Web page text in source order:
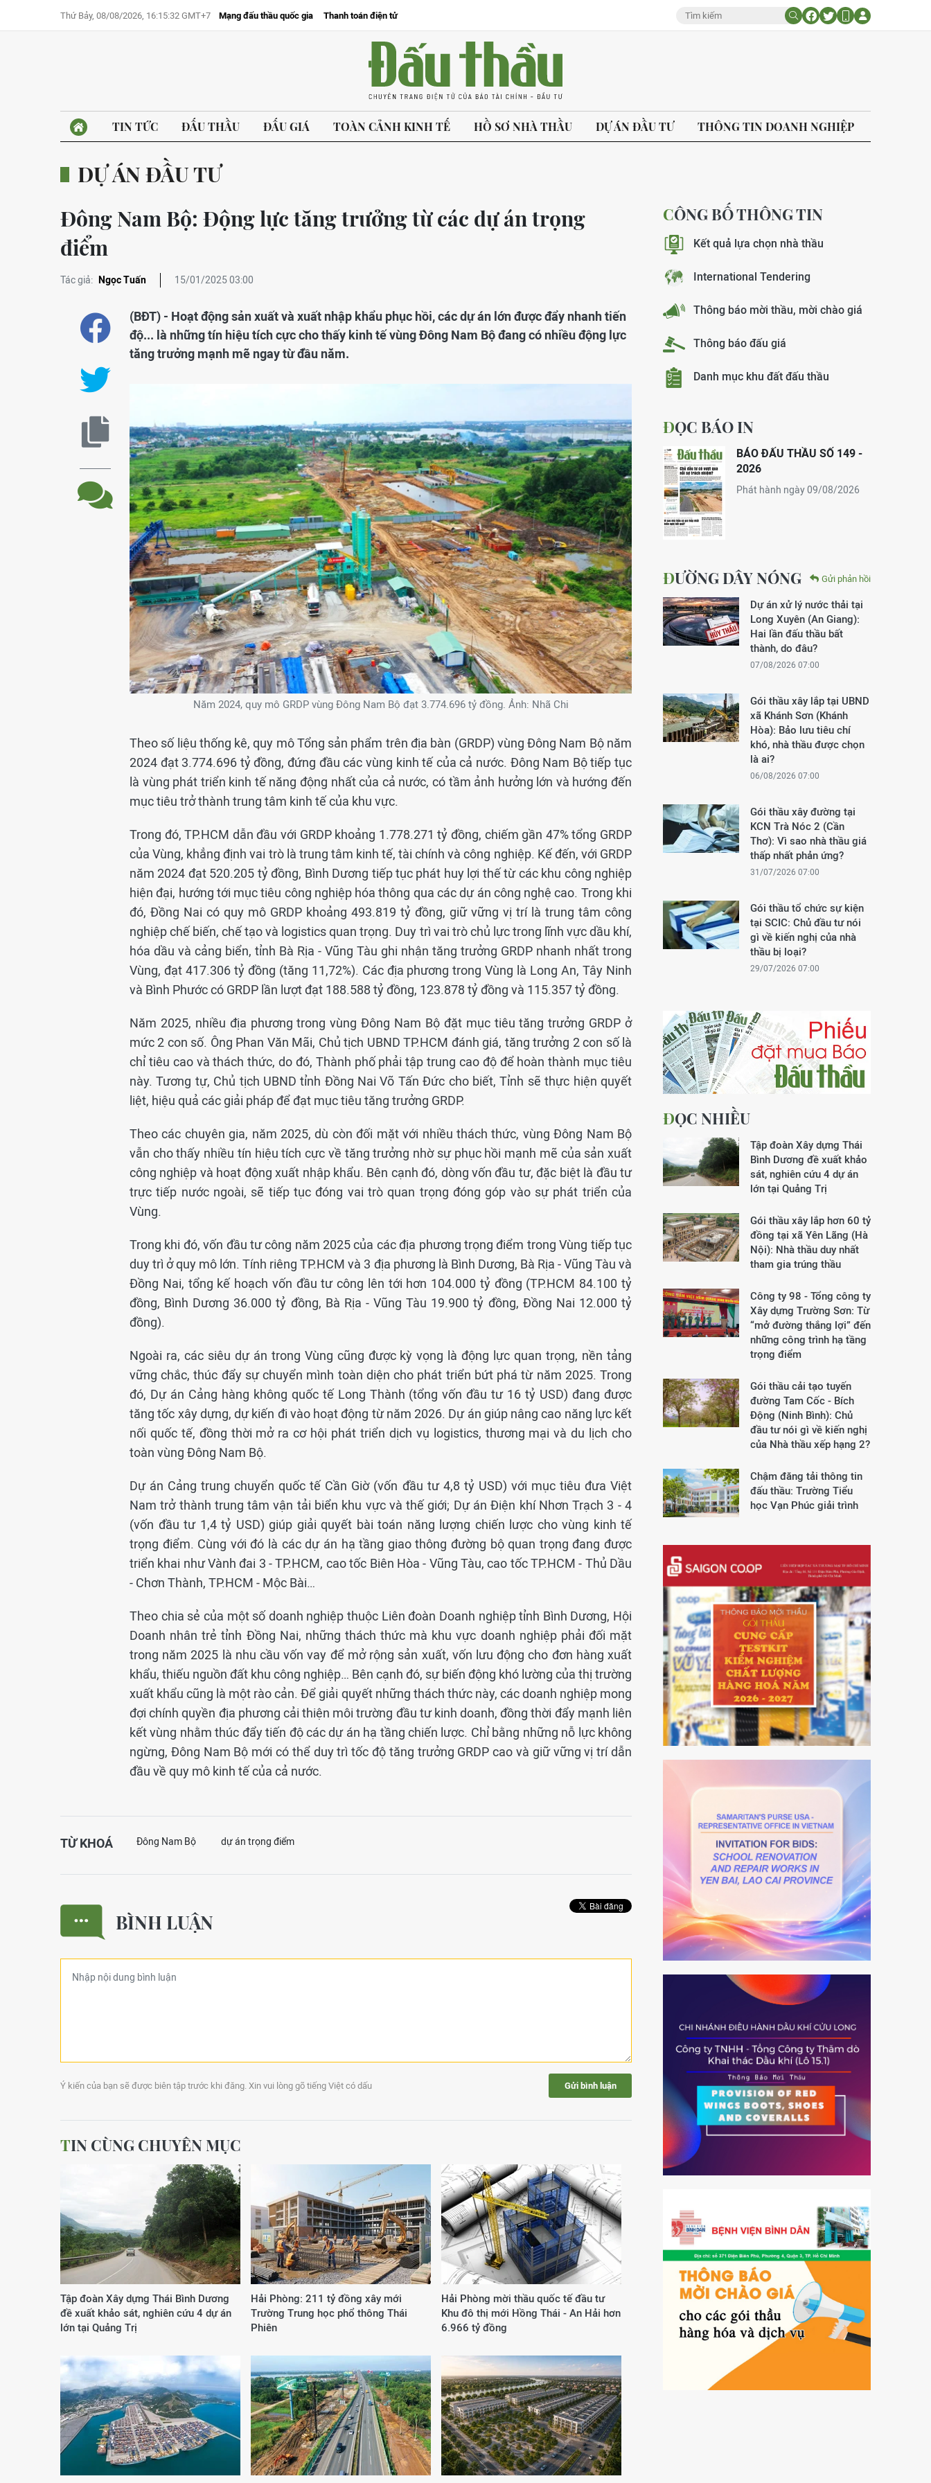
Thứ Bảy, 08/08/2026, 16:15:32 GMT+7 Mạng đấu thầu quốc gia Thanh toán điện tử
TIN TỨC ĐẤU THẦU ĐẤU GIÁ TOÀN CẢNH KINH TẾ HỒ SƠ NHÀ THẦU DỰ ÁN ĐẦU TƯ THÔNG TIN DOANH NGHIỆP
DỰ ÁN ĐẦU TƯ
Đông Nam Bộ: Động lực tăng trưởng từ các dự án trọng
điểm
Tác giả: Ngọc Tuấn 15/01/2025 03:00
(BĐT) - Hoạt động sản xuất và xuất nhập khẩu phục hồi, các dự án lớn được đẩy nhanh tiến
độ... là những tín hiệu tích cực cho thấy kinh tế vùng Đông Nam Bộ đang có nhiều động lực
tăng trưởng mạnh mẽ ngay từ đầu năm.
Năm 2024, quy mô GRDP vùng Đông Nam Bộ đạt 3.774.696 tỷ đồng. Ảnh: Nhã Chi
Theo số liệu thống kê, quy mô Tổng sản phẩm trên địa bàn (GRDP) vùng Đông Nam Bộ năm
2024 đạt 3.774.696 tỷ đồng, đứng đầu các vùng kinh tế của cả nước. Đông Nam Bộ tiếp tục
là vùng phát triển kinh tế năng động nhất của cả nước, có tầm ảnh hưởng lớn và hướng đến
mục tiêu trở thành trung tâm kinh tế của khu vực.
Trong đó, TP.HCM dẫn đầu với GRDP khoảng 1.778.271 tỷ đồng, chiếm gần 47% tổng GRDP
của Vùng, khẳng định vai trò là trung tâm kinh tế, tài chính và công nghiệp. Kế đến, với GRDP
năm 2024 đạt 520.205 tỷ đồng, Bình Dương tiếp tục phát huy lợi thế từ các khu công nghiệp
hiện đại, hướng tới mục tiêu công nghiệp hóa thông qua các dự án công nghệ cao. Trong khi
đó, Đồng Nai có quy mô GRDP khoảng 493.819 tỷ đồng, giữ vững vị trí là trung tâm công
nghiệp chế biến, chế tạo và logistics quan trọng. Duy trì vai trò chủ lực trong lĩnh vực dầu khí,
hóa dầu và cảng biển, tỉnh Bà Rịa - Vũng Tàu ghi nhận tăng trưởng GRDP nhanh nhất trong
Vùng, đạt 417.306 tỷ đồng (tăng 11,72%). Các địa phương trong Vùng là Long An, Tây Ninh
và Bình Phước có GRDP lần lượt đạt 188.588 tỷ đồng, 123.878 tỷ đồng và 115.357 tỷ đồng.
Năm 2025, nhiều địa phương trong vùng Đông Nam Bộ đặt mục tiêu tăng trưởng GRDP ở
mức 2 con số. Ông Phan Văn Mãi, Chủ tịch UBND TP.HCM đánh giá, tăng trưởng 2 con số là
chỉ tiêu cao và thách thức, do đó, Thành phố phải tập trung cao độ để hoàn thành mục tiêu
này. Tương tự, Chủ tịch UBND tỉnh Đồng Nai Võ Tấn Đức cho biết, Tỉnh sẽ thực hiện quyết
liệt, hiệu quả các giải pháp để đạt mục tiêu tăng trưởng GRDP.
Theo các chuyên gia, năm 2025, dù còn đối mặt với nhiều thách thức, vùng Đông Nam Bộ
vẫn cho thấy nhiều tín hiệu tích cực về tăng trưởng nhờ sự phục hồi mạnh mẽ của sản xuất
công nghiệp và hoạt động xuất nhập khẩu. Bên cạnh đó, dòng vốn đầu tư, đặc biệt là đầu tư
trực tiếp nước ngoài, sẽ tiếp tục đóng vai trò quan trọng đóng góp vào sự phát triển của
Vùng.
Trong khi đó, vốn đầu tư công năm 2025 của các địa phương trọng điểm trong Vùng tiếp tục
duy trì ở quy mô lớn. Tính riêng TP.HCM và 3 địa phương là Bình Dương, Bà Rịa - Vũng Tàu và
Đồng Nai, tổng kế hoạch vốn đầu tư công lên tới hơn 104.000 tỷ đồng (TP.HCM 84.100 tỷ
đồng, Bình Dương 36.000 tỷ đồng, Bà Rịa - Vũng Tàu 19.900 tỷ đồng, Đồng Nai 12.000 tỷ
đồng).
Ngoài ra, các siêu dự án trong Vùng cũng được kỳ vọng là động lực quan trọng, nền tảng
vững chắc, thúc đẩy sự chuyển mình toàn diện cho phát triển bứt phá từ năm 2025. Trong
đó, Dự án Cảng hàng không quốc tế Long Thành (tổng vốn đầu tư 16 tỷ USD) đang được
tăng tốc xây dựng, dự kiến đi vào hoạt động từ năm 2026. Dự án giúp nâng cao năng lực kết
nối quốc tế, đồng thời mở ra cơ hội phát triển dịch vụ logistics, thương mại và du lịch cho
toàn vùng Đông Nam Bộ.
Dự án Cảng trung chuyển quốc tế Cần Giờ (vốn đầu tư 4,8 tỷ USD) với mục tiêu đưa Việt
Nam trở thành trung tâm vận tải biển khu vực và thế giới; Dự án Điện khí Nhơn Trạch 3 - 4
(vốn đầu tư 1,4 tỷ USD) giúp giải quyết bài toán năng lượng chiến lược cho vùng kinh tế
trọng điểm. Cùng với đó là các dự án hạ tầng giao thông đường bộ quan trọng đang được
triển khai như Vành đai 3 - TP.HCM, cao tốc Biên Hòa - Vũng Tàu, cao tốc TP.HCM - Thủ Dầu
- Chơn Thành, TP.HCM - Mộc Bài…
Theo chia sẻ của một số doanh nghiệp thuộc Liên đoàn Doanh nghiệp tỉnh Bình Dương, Hội
Doanh nhân trẻ tỉnh Đồng Nai, những thách thức mà khu vực doanh nghiệp phải đối mặt
trong năm 2025 là nhu cầu vốn vay để mở rộng sản xuất, vốn lưu động cho đơn hàng xuất
khẩu, thiếu nguồn đất khu công nghiệp… Bên cạnh đó, sự biến động khó lường của thị trường
xuất khẩu cũng là một rào cản. Để giải quyết những thách thức này, các doanh nghiệp mong
đợi chính quyền địa phương cải thiện môi trường đầu tư kinh doanh, đồng thời đẩy mạnh liên
kết vùng nhằm thúc đẩy tiến độ các dự án hạ tầng chiến lược. Chỉ bằng những nỗ lực không
ngừng, Đông Nam Bộ mới có thể duy trì tốc độ tăng trưởng GRDP cao và giữ vững vị trí dẫn
đầu về quy mô kinh tế của cả nước.
TỪ KHOÁ Đông Nam Bộ dự án trọng điểm
BÌNH LUẬN
Ý kiến của bạn sẽ được biên tập trước khi đăng. Xin vui lòng gõ tiếng Việt có dấu Gửi bình luận
TIN CÙNG CHUYÊN MỤC
Tập đoàn Xây dựng Thái Bình Dương
đề xuất khảo sát, nghiên cứu 4 dự án
lớn tại Quảng Trị
Hải Phòng: 211 tỷ đồng xây mới
Trường Trung học phổ thông Thái
Phiên
Hải Phòng mời thầu quốc tế đầu tư
Khu đô thị mới Hồng Thái - An Hải hơn
6.966 tỷ đồng
CÔNG BỐ THÔNG TIN
Kết quả lựa chọn nhà thầu
International Tendering
Thông báo mời thầu, mời chào giá
Thông báo đấu giá
Danh mục khu đất đấu thầu
ĐỌC BÁO IN
BÁO ĐẤU THẦU SỐ 149 -
2026
Phát hành ngày 09/08/2026
ĐƯỜNG DÂY NÓNG Gửi phản hồi
Dự án xử lý nước thải tại
Long Xuyên (An Giang):
Hai lần đấu thầu bất
thành, do đâu?
07/08/2026 07:00
Gói thầu xây lắp tại UBND
xã Khánh Sơn (Khánh
Hòa): Bảo lưu tiêu chí
khó, nhà thầu được chọn
là ai?
06/08/2026 07:00
Gói thầu xây đường tại
KCN Trà Nóc 2 (Cần
Thơ): Vì sao nhà thầu giá
thấp nhất phản ứng?
31/07/2026 07:00
Gói thầu tổ chức sự kiện
tại SCIC: Chủ đầu tư nói
gì về kiến nghị của nhà
thầu bị loại?
29/07/2026 07:00
ĐỌC NHIỀU
Tập đoàn Xây dựng Thái
Bình Dương đề xuất khảo
sát, nghiên cứu 4 dự án
lớn tại Quảng Trị
Gói thầu xây lắp hơn 60 tỷ
đồng tại xã Yên Lãng (Hà
Nội): Nhà thầu duy nhất
tham gia trúng thầu
Công ty 98 - Tổng công ty
Xây dựng Trường Sơn: Từ
“mở đường thắng lợi” đến
những công trình hạ tầng
trọng điểm
Gói thầu cải tạo tuyến
đường Tam Cốc - Bích
Động (Ninh Bình): Chủ
đầu tư nói gì về kiến nghị
của Nhà thầu xếp hạng 2?
Chậm đăng tải thông tin
đấu thầu: Trường Tiểu
học Vạn Phúc giải trình